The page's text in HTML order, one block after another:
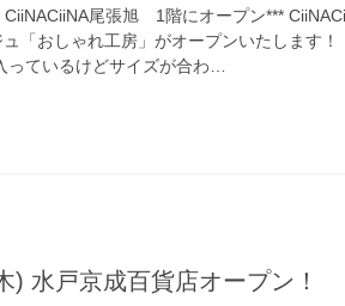
尾張旭 1階にオープン***
「おしゃれ工房」がオープンいたします！
っているけどサイズが合わ…
) 水戸京成百貨店オープン！